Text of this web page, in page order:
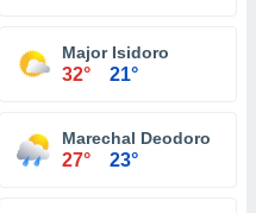
Major Isidoro
32° 21°
Marechal Deodoro
27° 23°